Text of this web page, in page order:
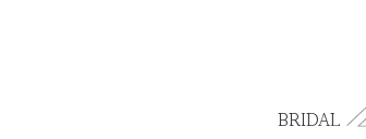
BRIDAL